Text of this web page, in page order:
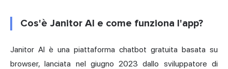
Cos'è Janitor AI e come funziona l'app?
Janitor AI è una piattaforma chatbot gratuita basata su
browser, lanciata nel giugno 2023 dallo sviluppatore di